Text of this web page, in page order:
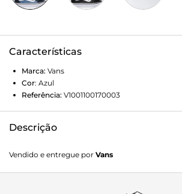
Características
Marca: Vans
Cor: Azul
Referência: V1001100170003
Descrição
em 1977 com um novo complemento
aleatório desenhado pelo fundador Paul
Vendido e entregue por Vans